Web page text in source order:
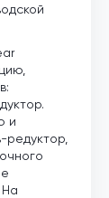
и
редуктор,
На